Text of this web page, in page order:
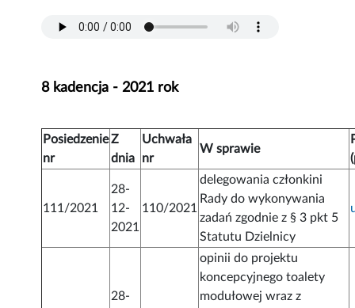
8 kadencja - 2021 rok
Posiedzenie
nr
Z
dnia
Uchwała
nr
W sprawie
111/2021
28-
12-
2021
110/2021
delegowania członkini
Rady do wykonywania
zadań zgodnie z § 3 pkt 5
Statutu Dzielnicy
28-
opinii do projektu
koncepcyjnego toalety
modułowej wraz z